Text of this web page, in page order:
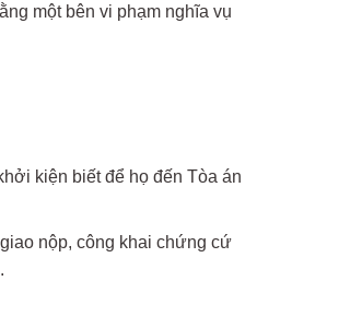
một bên vi phạm nghĩa vụ
kiện biết để họ đến Tòa án
nộp, công khai chứng cứ